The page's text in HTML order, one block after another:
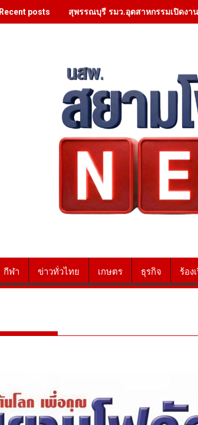
Recent posts สุพรรณบุรี รมว.อุตสาหกรรมเปิดงา
กีฬา ข่าวทั่วไทย เกษตร ธุรกิจ ร้อง